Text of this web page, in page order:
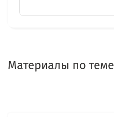
Материалы по теме